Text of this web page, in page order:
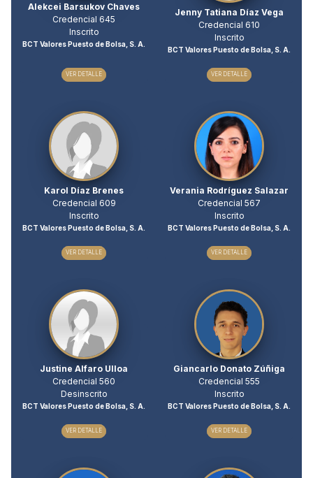
Alekcei Barsukov Chaves
Credencial 645
Inscrito
BCT Valores Puesto de Bolsa, S. A.
VER DETALLE
Jenny Tatiana Díaz Vega
Credencial 610
Inscrito
BCT Valores Puesto de Bolsa, S. A.
VER DETALLE
Karol Díaz Brenes
Credencial 609
Inscrito
BCT Valores Puesto de Bolsa, S. A.
VER DETALLE
Verania Rodríguez Salazar
Credencial 567
Inscrito
BCT Valores Puesto de Bolsa, S. A.
VER DETALLE
Justine Alfaro Ulloa
Credencial 560
Desinscrito
BCT Valores Puesto de Bolsa, S. A.
VER DETALLE
Giancarlo Donato Zúñiga
Credencial 555
Inscrito
BCT Valores Puesto de Bolsa, S. A.
VER DETALLE